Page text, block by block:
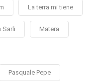
La terra mi tiene
Sarli Matera
Pasquale Pepe